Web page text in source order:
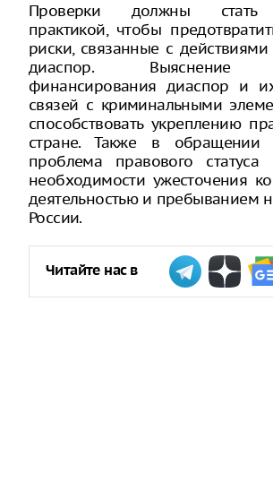
Проверки должны стать
практикой, чтобы
риски, связанные с
диаспор. Выяснение
финансирования диаспор и
связей с криминальными
способствовать укреплению
стране. Также в обращении
проблема правового
необходимости ужесточения
деятельностью и пребыванием
России.
Читайте нас в